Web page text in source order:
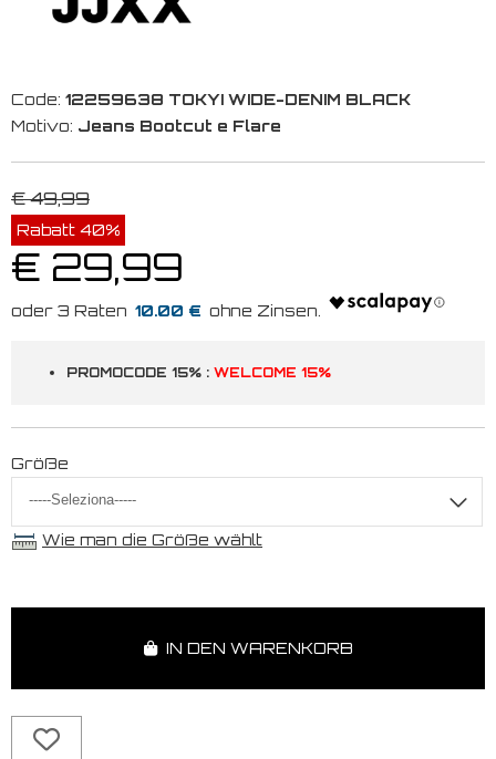
Code: 12259638 TOKYI WIDE-DENIM BLACK
Motivo: Jeans Bootcut e Flare
€ 49,99
Rabatt 40%
€ 29,99
10.00 €
PROMOCODE 15% : WELCOME 15%
Größe
Wie man die Größe wählt
IN DEN WARENKORB